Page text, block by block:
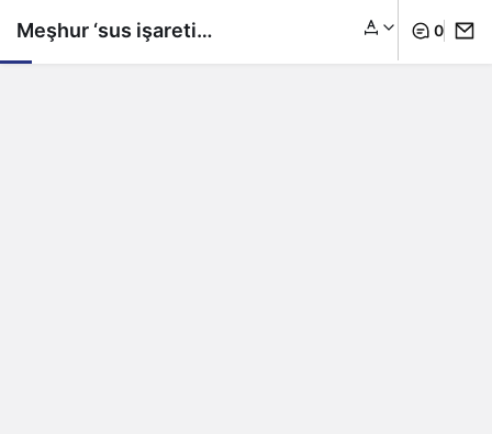
Meşhur ‘sus işareti 0